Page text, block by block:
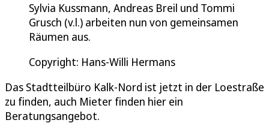
Sylvia Kussmann, Andreas Breil und Tommi
Grusch (v.l.) arbeiten nun von gemeinsamen
Räumen aus.
Copyright: Hans-Willi Hermans
Das Stadtteilbüro Kalk-Nord ist jetzt in der Loestraße
zu finden, auch Mieter finden hier ein
Beratungsangebot.